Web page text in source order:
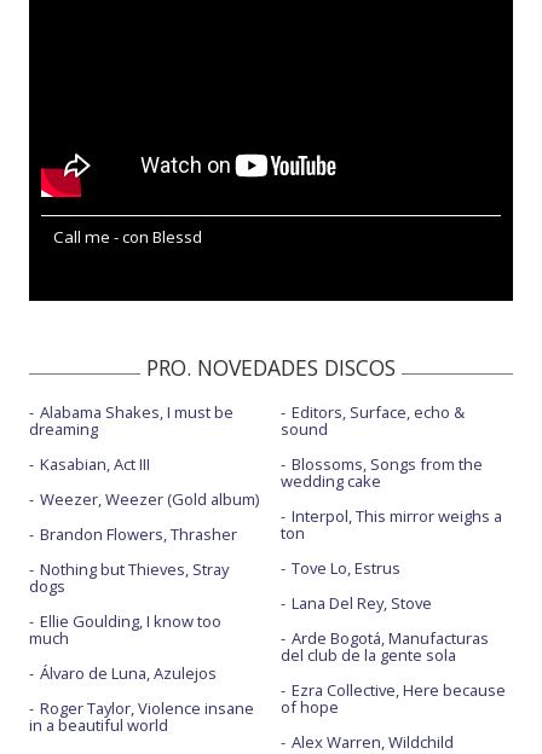
Call me - con Blessd
PRO. NOVEDADES DISCOS
Alabama Shakes, I must be
dreaming
Kasabian, Act III
Weezer, Weezer (Gold album)
Brandon Flowers, Thrasher
Nothing but Thieves, Stray
dogs
Ellie Goulding, I know too
much
Álvaro de Luna, Azulejos
Roger Taylor, Violence insane
in a beautiful world
Editors, Surface, echo &
sound
Blossoms, Songs from the
wedding cake
Interpol, This mirror weighs a
ton
Tove Lo, Estrus
Lana Del Rey, Stove
Arde Bogotá, Manufacturas
del club de la gente sola
Ezra Collective, Here because
of hope
Alex Warren, Wildchild